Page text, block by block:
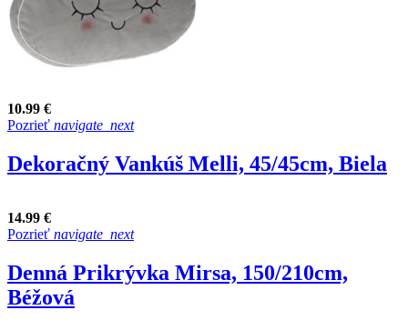
10.99 €
Pozrieť navigate_next
Dekoračný Vankúš Melli, 45/45cm, Biela
14.99 €
Pozrieť navigate_next
Denná Prikrývka Mirsa, 150/210cm,
Béžová